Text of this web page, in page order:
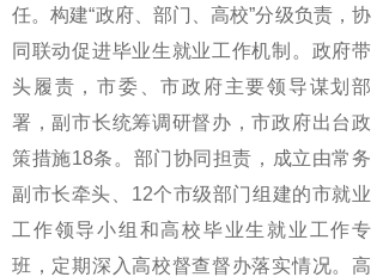
任。构建“政府、部门、高校”分级负责，协
同联动促进毕业生就业工作机制。政府带
头履责，市委、市政府主要领导谋划部
署，副市长统筹调研督办，市政府出台政
策措施18条。部门协同担责，成立由常务
副市长牵头、12个市级部门组建的市就业
工作领导小组和高校毕业生就业工作专
班，定期深入高校督查督办落实情况。高